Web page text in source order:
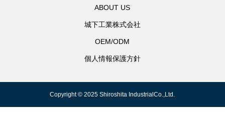
ABOUT US
城下工業株式会社
OEM/ODM
個人情報保護方針
Copyright © 2025 Shiroshita IndustrialCo.,Ltd.